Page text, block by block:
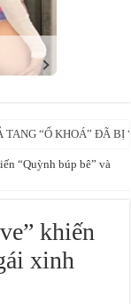
“Quỳnh búp bê” và
khiến
xinh